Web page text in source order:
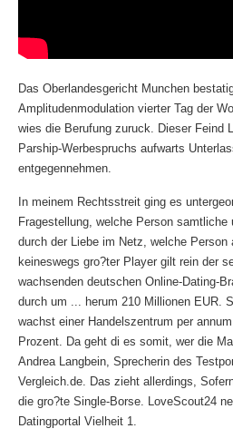
Das Oberlandesgericht Munchen
Amplitudenmodulation vierter Tag der
wies die Berufung zuruck. Dieser Feind
Parship-Werbespruchs aufwarts
entgegennehmen.
In meinem Rechtsstreit ging es
Fragestellung, welche Person samtliche
durch der Liebe im Netz, welche Person
keineswegs gro?ter Player gilt rein der
wachsenden deutschen Online-Dating-
durch um ... herum 210 Millionen EUR.
wachst einer Handelszentrum per
Prozent. Da geht di es somit, wer die
Andrea Langbein, Sprecherin des
Vergleich.de. Das zieht allerdings,
die gro?te Single-Borse. LoveScout24
Datingportal Vielheit 1.